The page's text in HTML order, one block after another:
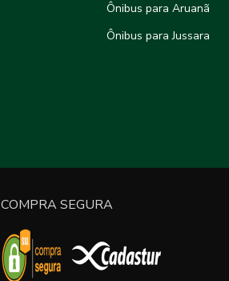
Ônibus para Aruanã
Ônibus para Jussara
COMPRA SEGURA